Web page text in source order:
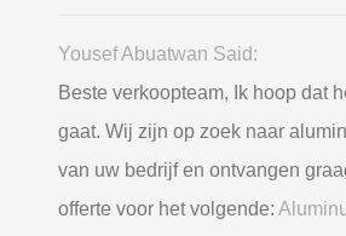
Yousef Abuatwan Said:
Beste verkoopteam, Ik hoop dat
gaat. Wij zijn op zoek naar
van uw bedrijf en ontvangen
offerte voor het volgende: